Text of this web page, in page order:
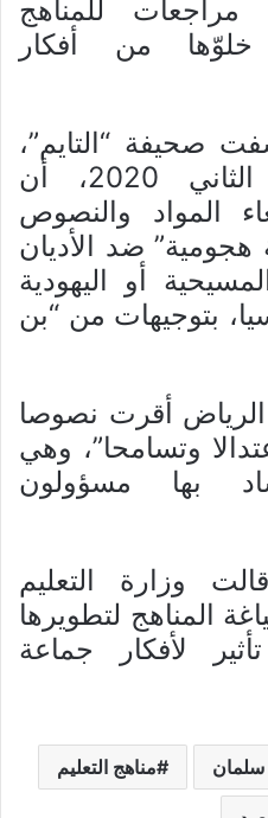
للمناهج
خلوّها من أفكار
صحيفة “التايم”،
في ديسمبر/كانون الثاني 2020، أن
المواد والنصوص
ضد الأديان
أو اليهودية
بتوجيهات من “بن
أقرت نصوصا
وتسامحا”، وهي
بها مسؤولون
2018، قالت وزارة التعليم
المناهج لتطويرها
لأفكار جماعة
مناهج التعليم